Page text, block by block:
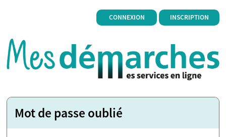
CONNEXION INSCRIPTION
Mot de passe oublié